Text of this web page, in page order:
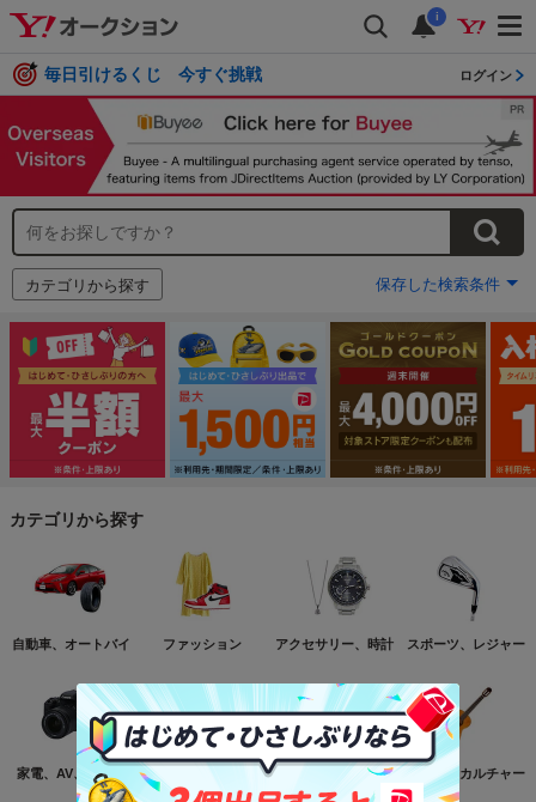
i
毎日引けるくじ 今すぐ挑戦 ログイン
カテゴリから探す 保存した検索条件
カテゴリから探す
自動車、オートバイ ファッション アクセサリー、時計 スポーツ、レジャー
家電、AV、カメラ コンピュータ おもちゃ、ゲーム ホビー、カルチャー